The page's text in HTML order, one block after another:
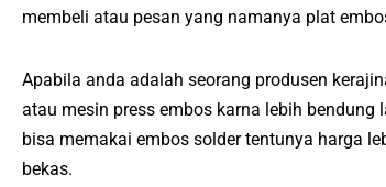
membeli atau pesan yang namanya plat
Apabila anda adalah seorang produsen
atau mesin press embos karna lebih
bisa memakai embos solder tentunya harga
bekas.